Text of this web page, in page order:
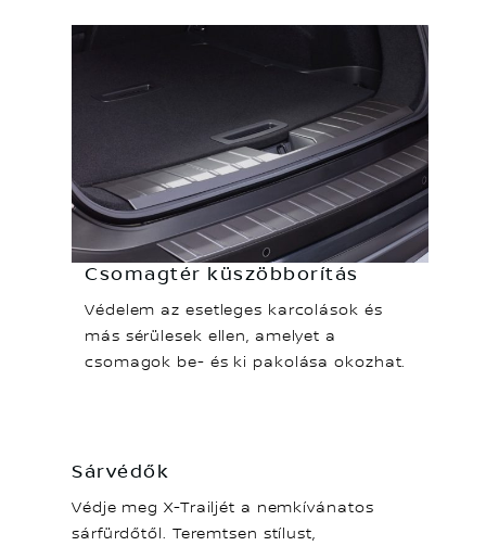
Csomagtér küszöbborítás
Védelem az esetleges karcolások és
más sérülesek ellen, amelyet a
csomagok be- és ki pakolása okozhat.
Sárvédők
Védje meg X-Trailjét a nemkívánatos
sárfürdőtől. Teremtsen stílust,